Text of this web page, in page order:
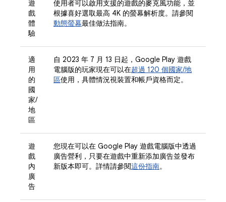
遊
戲
體
驗
使用者可以啟用支援的遊戲的麥克風功能，並
根據喜好選取最高 4K 的螢幕解析度。請參閱
動態螢幕最佳做法指南。
適
用
的
國
家/
地
區
自 2023 年 7 月 13 日起，Google Play 遊戲
電腦版的玩家現在可以在超過 120 個國家/地
區使用，具體情況視裝置和帳戶資格而定。
遊
戲
內
廣
告
您現在可以在 Google Play 遊戲電腦版中透過
廣告營利，只要在遊戲中重新添加廣告並發布
新版本即可。詳情請參閱這份指南。